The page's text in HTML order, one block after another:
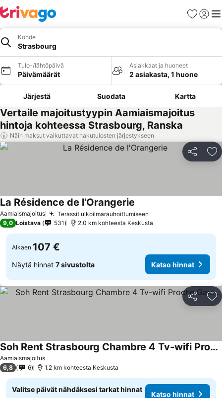
Suosikit
Kohde
Strasbourg
Tulo-/lähtöpäivä
Päivämäärät
Asiakkaat ja huoneet
2 asiakasta, 1 huone
Järjestä Suodata Kartta
Vertaile majoitustyypin Aamiaismajoitus
hintoja kohteessa Strasbourg, Ranska
Näin maksut vaikuttavat hakutulosten järjestykseen
Jaa
Aamiaismajoitus Terassit ulkoilmarauhoittumiseen
La Résidence de l'Orangerie
9,0 Loistava 531 2.0 km kohteesta Keskusta
Alkaen 107 €
Näytä hinnat 7 sivustolta Katso hinnat
Jaa
Aamiaismajoitus
Soh Rent Strasbourg Chambre 4 Tv-wifi Proche Gare
6,8 6 1.2 km kohteesta Keskusta
Valitse päivät nähdäksesi tarkat hinnat
Katso hinnat